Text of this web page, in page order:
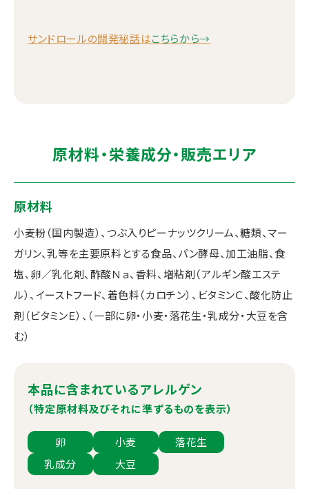
サンドロールの開発秘話はこちらから→
原材料・栄養成分・販売エリア
原材料
小麦粉（国内製造）、つぶ入りピーナッツクリーム、糖類、マー
ガリン、乳等を主要原料とする食品、パン酵母、加工油脂、食
塩、卵／乳化剤、酢酸Ｎａ、香料、増粘剤（アルギン酸エステ
ル）、イーストフード、着色料（カロチン）、ビタミンＣ、酸化防止
剤（ビタミンＥ）、（一部に卵・小麦・落花生・乳成分・大豆を含
む）
本品に含まれているアレルゲン
（特定原材料及びそれに準ずるものを表示）
卵 小麦
落花生
乳成分
大豆